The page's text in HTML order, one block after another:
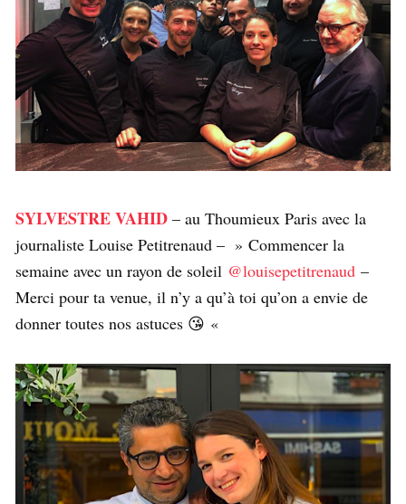
SYLVESTRE VAHID – au Thoumieux Paris avec la
journaliste Louise Petitrenaud – » Commencer la
semaine avec un rayon de soleil @louisepetitrenaud –
Merci pour ta venue, il n’y a qu’à toi qu’on a envie de
donner toutes nos astuces 😘 «